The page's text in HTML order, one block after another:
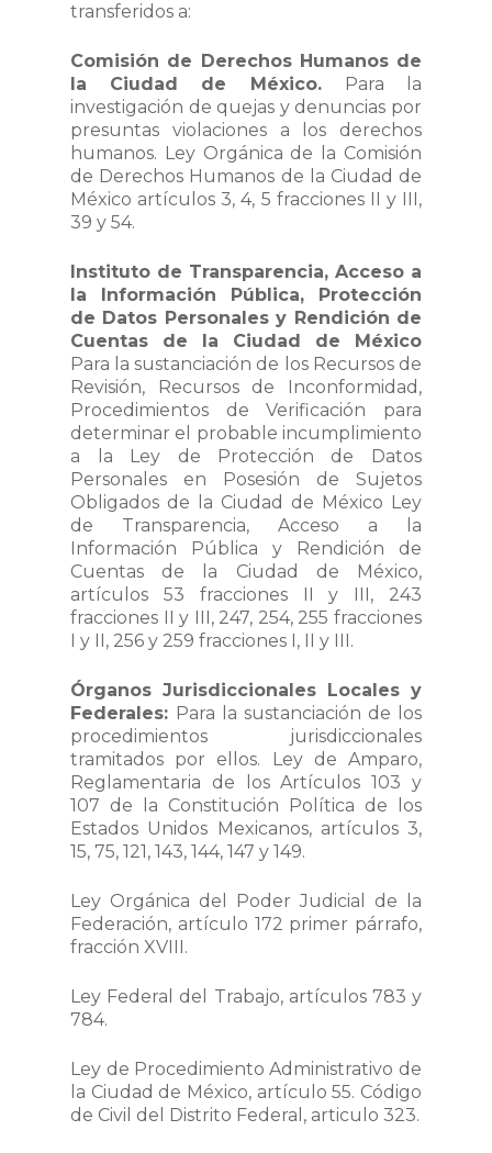
transferidos a:
Comisión de Derechos Humanos de
la Ciudad de México. Para la
investigación de quejas y denuncias por
presuntas violaciones a los derechos
humanos. Ley Orgánica de la Comisión
de Derechos Humanos de la Ciudad de
México artículos 3, 4, 5 fracciones II y III,
39 y 54.
Instituto de Transparencia, Acceso a
la Información Pública, Protección
de Datos Personales y Rendición de
Cuentas de la Ciudad de México
Para la sustanciación de los Recursos de
Revisión, Recursos de Inconformidad,
Procedimientos de Verificación para
determinar el probable incumplimiento
a la Ley de Protección de Datos
Personales en Posesión de Sujetos
Obligados de la Ciudad de México Ley
de Transparencia, Acceso a la
Información Pública y Rendición de
Cuentas de la Ciudad de México,
artículos 53 fracciones II y III, 243
fracciones II y III, 247, 254, 255 fracciones
I y II, 256 y 259 fracciones I, II y III.
Órganos Jurisdiccionales Locales y
Federales: Para la sustanciación de los
procedimientos jurisdiccionales
tramitados por ellos. Ley de Amparo,
Reglamentaria de los Artículos 103 y
107 de la Constitución Política de los
Estados Unidos Mexicanos, artículos 3,
15, 75, 121, 143, 144, 147 y 149.
Ley Orgánica del Poder Judicial de la
Federación, artículo 172 primer párrafo,
fracción XVIII.
Ley Federal del Trabajo, artículos 783 y
784.
Ley de Procedimiento Administrativo de
la Ciudad de México, artículo 55. Código
de Civil del Distrito Federal, articulo 323.